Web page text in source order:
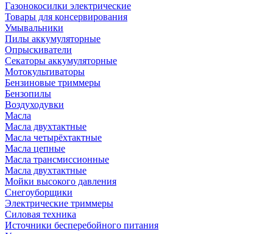
Газонокосилки электрические
Товары для консервирования
Умывальники
Пилы аккумуляторные
Опрыскиватели
Секаторы аккумуляторные
Мотокультиваторы
Бензиновые триммеры
Бензопилы
Воздуходувки
Масла
Масла двухтактные
Масла четырёхтактные
Масла цепные
Масла трансмиссионные
Масла двухтактные
Мойки высокого давления
Снегоуборщики
Электрические триммеры
Силовая техника
Источники бесперебойного питания